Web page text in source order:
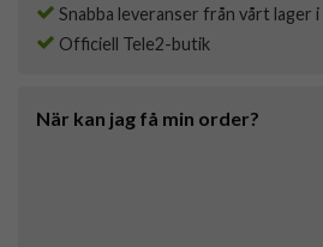
Snabba leveranser från vårt lager i
Officiell Tele2-butik
När kan jag få min order?